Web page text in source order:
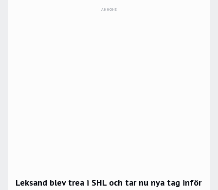
ANNONS
Leksand blev trea i SHL och tar nu nya tag inför